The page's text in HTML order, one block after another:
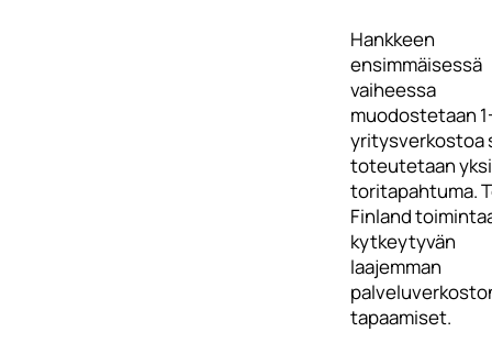
Hankkeen
ensimmäisessä
vaiheessa
muodostetaan
yritysverkostoa
toteutetaan
toritapahtuma.
Finland
kytkeytyvän
laajemman
tapaamiset.